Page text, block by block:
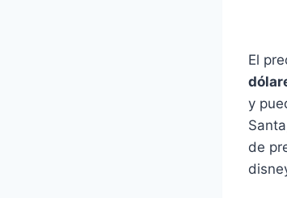
El
y
de